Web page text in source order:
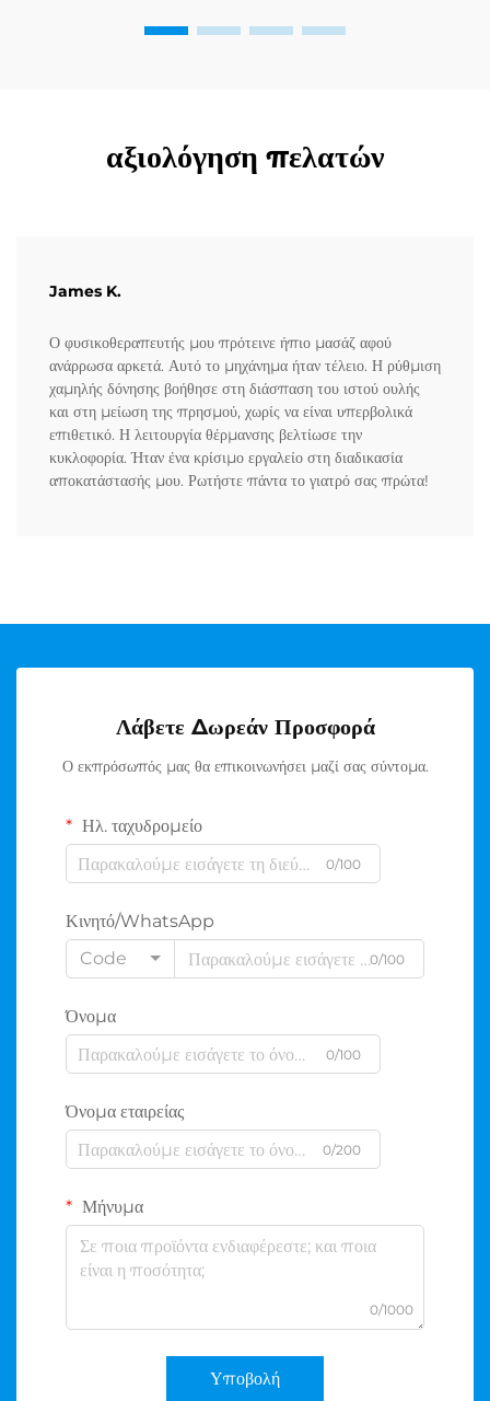
αξιολόγηση πελατών
James K.
Ο φυσικοθεραπευτής μου πρότεινε ήπιο μασάζ αφού
ανάρρωσα αρκετά. Αυτό το μηχάνημα ήταν τέλειο. Η ρύθμιση
χαμηλής δόνησης βοήθησε στη διάσπαση του ιστού ουλής
και στη μείωση της πρησμού, χωρίς να είναι υπερβολικά
επιθετικό. Η λειτουργία θέρμανσης βελτίωσε την
κυκλοφορία. Ήταν ένα κρίσιμο εργαλείο στη διαδικασία
αποκατάστασής μου. Ρωτήστε πάντα το γιατρό σας πρώτα!
Λάβετε Δωρεάν Προσφορά
Ο εκπρόσωπός μας θα επικοινωνήσει μαζί σας σύντομα.
Ηλ. ταχυδρομείο
0/100
Κινητό/WhatsApp
Code
0/100
Όνομα
0/100
Όνομα εταιρείας
0/200
Μήνυμα
0/1000
Υποβολή